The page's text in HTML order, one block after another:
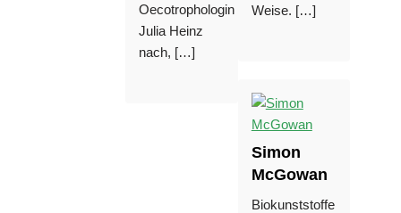
Oecotrophologin
Julia Heinz
nach, […]
Weise. […]
Simon
McGowan
Biokunststoffe